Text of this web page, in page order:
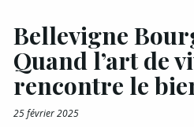
Bellevigne
Quand l’art de
rencontre le
25 février 2025